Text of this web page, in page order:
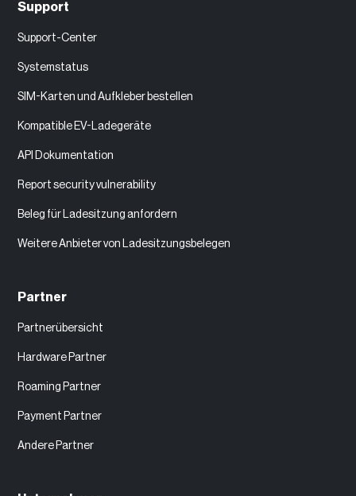
Support
Support-Center
Systemstatus
SIM-Karten und Aufkleber bestellen
Kompatible EV-Ladegeräte
API Dokumentation
Report security vulnerability
Beleg für Ladesitzung anfordern
Weitere Anbieter von Ladesitzungsbelegen
Partner
Partnerübersicht
Hardware Partner
Roaming Partner
Payment Partner
Andere Partner